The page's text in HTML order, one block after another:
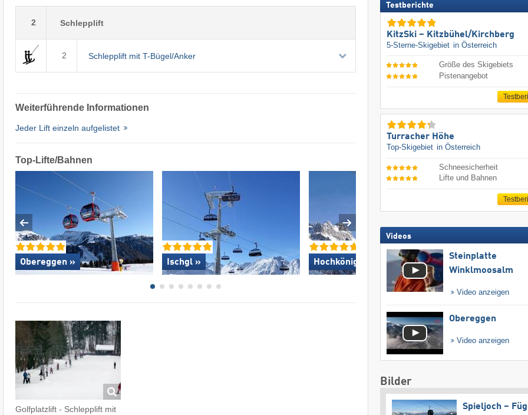
2 Schlepplift
2 Schlepplift mit T-Bügel/Anker
Weiterführende Informationen
Jeder Lift einzeln aufgelistet
Top-Lifte/Bahnen
Obereggen » Ischgl » Hochkönig »
Skicircus Saalbach
Golfplatzlift - Schlepplift mit
Testberichte
KitzSki – Kitzbühel/​Kirchberg
5-Sterne-Skigebiet in Österreich
Größe des Skigebiets
Pistenangebot
Turracher Höhe
Top-Skigebiet in Österreich
Schneesicherheit
Lifte und Bahnen
Videos
Steinplatte
Winklmoosalm
Video anzeigen
Obereggen
Video anzeigen
Bilder
Spieljoch –